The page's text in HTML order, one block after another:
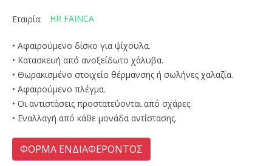
Εταιρία: HR FAINCA
• Αφαιρούμενο δίσκο για ψίχουλα.
• Κατασκευή από ανοξείδωτο χάλυβα.
• Θωρακισμένο στοιχείο θέρμανσης ή σωλήνες χαλαζία.
• Αφαιρούμενο πλέγμα.
• Οι αντιστάσεις προστατεύονται από σχάρες.
• Εναλλαγή από κάθε μονάδα αντίστασης.
ΦΟΡΜΑ ΕΝΔΙΑΦΕΡΟΝΤΟΣ